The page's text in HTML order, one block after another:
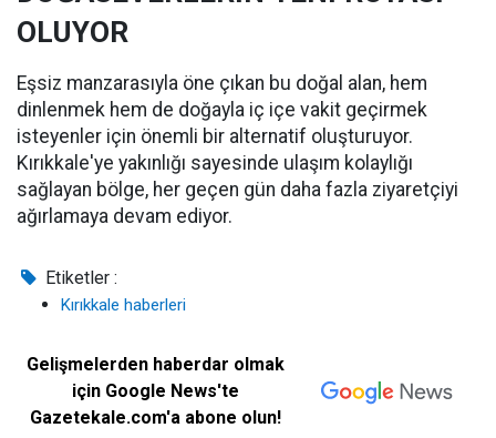
OLUYOR
Eşsiz manzarasıyla öne çıkan bu doğal alan, hem
dinlenmek hem de doğayla iç içe vakit geçirmek
isteyenler için önemli bir alternatif oluşturuyor.
Kırıkkale'ye yakınlığı sayesinde ulaşım kolaylığı
sağlayan bölge, her geçen gün daha fazla ziyaretçiyi
ağırlamaya devam ediyor.
Etiketler :
Kırıkkale haberleri
Gelişmelerden haberdar olmak
için Google News'te
Gazetekale.com'a abone olun!